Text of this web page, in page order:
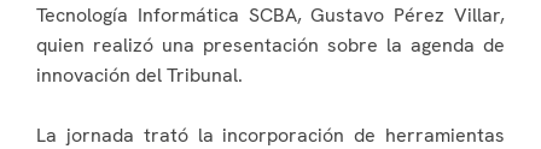
Tecnología Informática SCBA, Gustavo Pérez Villar,
quien realizó una presentación sobre la agenda de
innovación del Tribunal.
La jornada trató la incorporación de herramientas